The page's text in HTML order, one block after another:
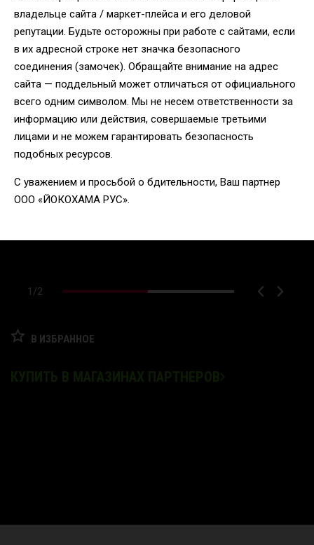
1 /2
В ИЗБРАННОЕ
КУПИТЬ В МАГАЗИНАХ ПАРТНЕРОВ
владельце сайта / маркет-плейса и его деловой
репутации. Будьте осторожны при работе с сайтами, если
в их адресной строке нет значка безопасного
соединения (замочек). Обращайте внимание на адрес
сайта — поддельный может отличаться от официального
всего одним символом. Мы не несем ответственности за
информацию или действия, совершаемые третьими
лицами и не можем гарантировать безопасность
подобных ресурсов.
С уважением и просьбой о бдительности, Ваш партнер
ООО «ЙОКОХАМА РУС».